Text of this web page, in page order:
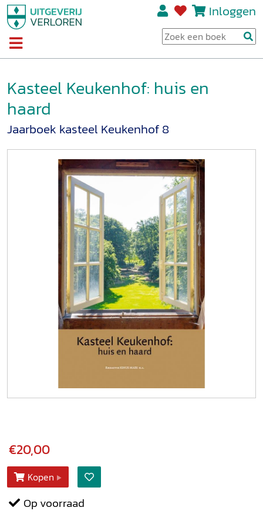
Inloggen
Kasteel Keukenhof: huis en
haard
Jaarboek kasteel Keukenhof 8
€20,00
Kopen
Op voorraad